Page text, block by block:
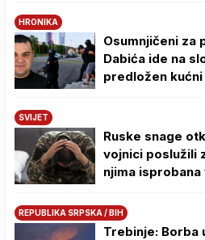
HRONIKA
Osumnjičeni za
Dabića ide na
predložen
SVIJET
Ruske snage
vojnici poslužili
njima isprobana
REPUBLIKA SRPSKA / BIH
Trebinje: Borba